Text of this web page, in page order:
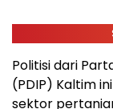
Politisi dari
(PDIP) Kaltim
sektor